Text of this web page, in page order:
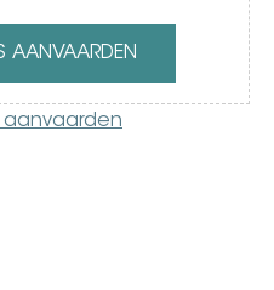
AANVAARDEN